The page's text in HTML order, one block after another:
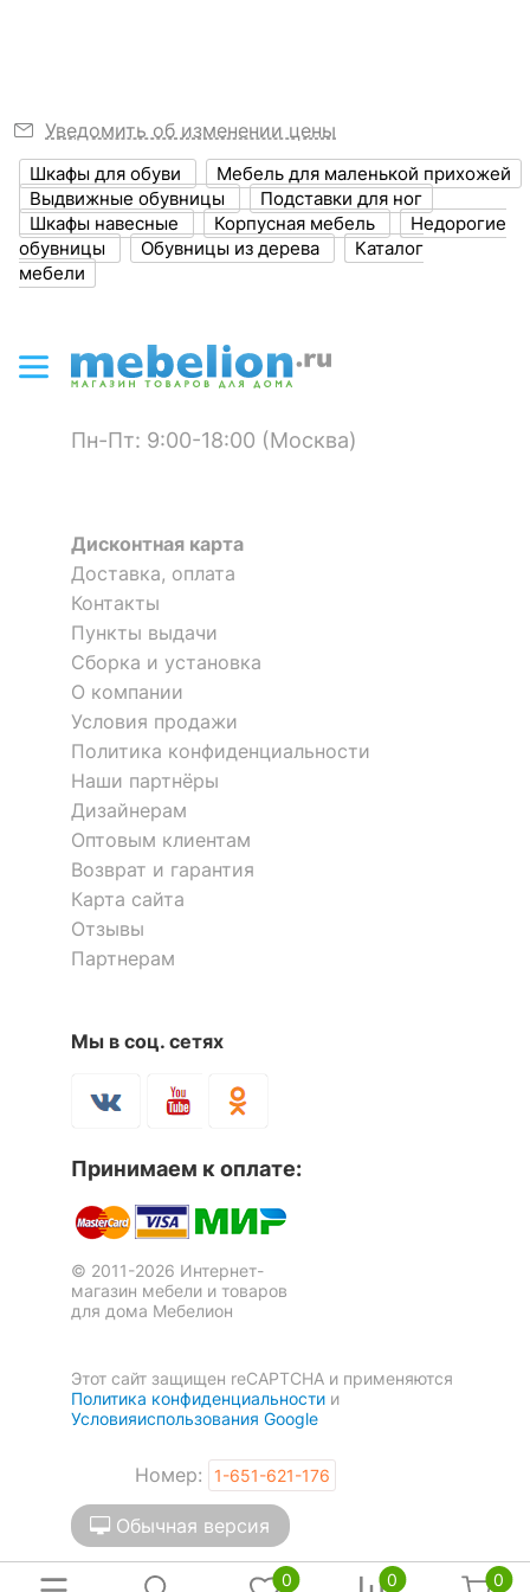
Объем упаковки,
куб. м
?
0.156
Масса брутто, кг 25
Цвет фасада ? черный
? ЛДСП Е1, стекло
Тип поверхности
фасада
КОМПЛЕКТАЦИЯ
Компоненты,
входящие в
комплект
ОСОБЕННОСТИ ПРИМЕНЕНИЯ
Рекомендуемые
помещения
Уведомить об изменении цены
Шкафы для обуви
Мебель для маленькой прихожей
Выдвижные обувницы
Подставки для ног
Шкафы навесные
Корпусная мебель
Недорогие
обувницы
Обувницы из дерева
Каталог
мебели
Пн-Пт: 9:00-18:00 (Москва)
Дисконтная карта
Доставка, оплата
Контакты
Пункты выдачи
Сборка и установка
О компании
Условия продажи
Политика конфиденциальности
Наши партнёры
Дизайнерам
Оптовым клиентам
Возврат и гарантия
Карта сайта
Отзывы
Партнерам
Мы в соц. сетях
Принимаем к оплате:
© 2011-2026 Интернет-
магазин мебели и товаров
для дома Мебелион
Этот сайт защищен reCAPTCHA и применяются
Политика конфиденциальности и
Условияиспользования Google
Номер: 1-651-621-176
Обычная версия
0 0 0